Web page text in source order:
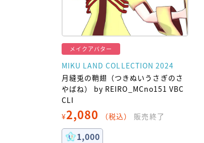
メイクアバター
MIKU LAND COLLECTION 2024
月縫兎の鞘翅（つきぬいうさぎのさ
やばね） by REIRO_MCno151 VBC
CLI
¥2,080 （税込） 販売終了
1,000